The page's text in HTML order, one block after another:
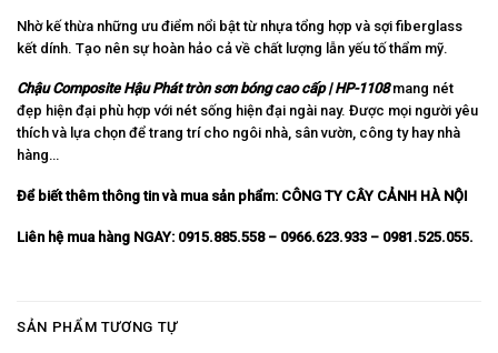
Nhờ kế thừa những ưu điểm nổi bật từ nhựa tổng hợp và sợi fiberglass
kết dính. Tạo nên sự hoàn hảo cả về chất lượng lẫn yếu tố thẩm mỹ.
Chậu Composite Hậu Phát tròn sơn bóng cao cấp | HP-1108mang nét
đẹp hiện đại phù hợp với nét sống hiện đại ngài nay. Được mọi người yêu
thích và lựa chọn để trang trí cho ngôi nhà, sân vườn, công ty hay nhà
hàng…
Để biết thêm thông tin và mua sản phẩm: CÔNG TY CÂY CẢNH HÀ NỘI
Liên hệ mua hàng NGAY: 0915.885.558 – 0966.623.933 – 0981.525.055.
SẢN PHẨM TƯƠNG TỰ